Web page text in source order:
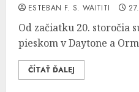
ESTEBAN F. S. WAITITI
Od začiatku 20. storočia
pieskom v Daytone a
ČÍTAŤ ĎALEJ